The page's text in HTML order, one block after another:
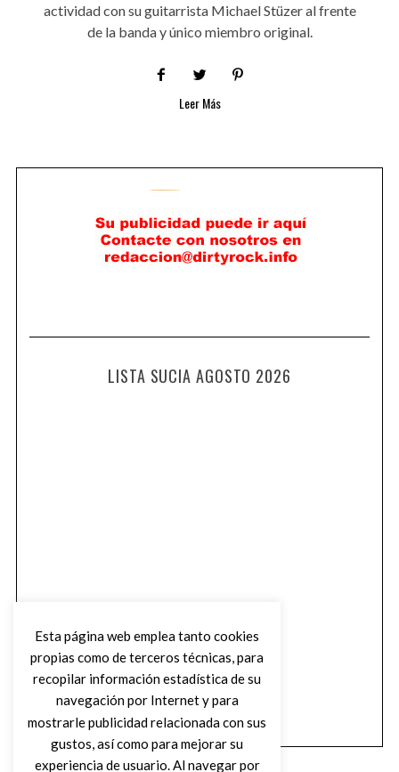
actividad con su guitarrista Michael Stüzer al frente
de la banda y único miembro original.
Leer Más
LISTA SUCIA AGOSTO 2026
Esta página web emplea tanto cookies
propias como de terceros técnicas, para
recopilar información estadística de su
navegación por Internet y para
mostrarle publicidad relacionada con sus
gustos, así como para mejorar su
experiencia de usuario. Al navegar por